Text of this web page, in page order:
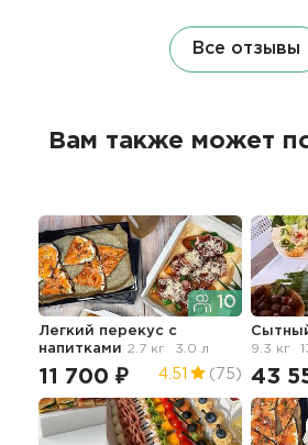
Все отзывы
Вам также может
10
Легкий перекус с
напитками 2.7 кг 3.0 л
11 700 ₽ 4.51 (75)
9.3 кг
43